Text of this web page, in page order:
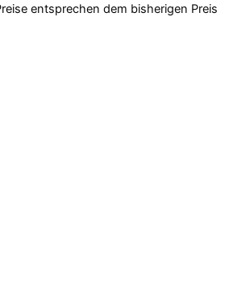
entsprechen dem bisherigen Preis